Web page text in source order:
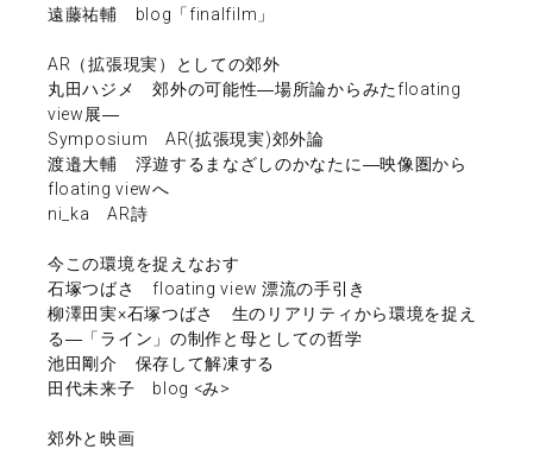
遠藤祐輔 blog「finalfilm」
AR（拡張現実）としての郊外
丸田ハジメ 郊外の可能性―場所論からみたfloating
view展―
Symposium AR(拡張現実)郊外論
渡邉大輔 浮遊するまなざしのかなたに―映像圏から
floating viewへ
ni_ka AR詩
今この環境を捉えなおす
石塚つばさ floating view 漂流の手引き
柳澤田実×石塚つばさ 生のリアリティから環境を捉え
る―「ライン」の制作と母としての哲学
池田剛介 保存して解凍する
田代未来子 blog <み>
郊外と映画